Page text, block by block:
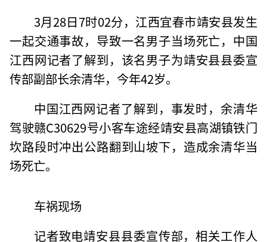
3月28日7时02分，江西宜春市靖安县发生
一起交通事故，导致一名男子当场死亡，中国
江西网记者了解到，该名男子为靖安县县委宣
传部副部长余清华，今年42岁。
中国江西网记者了解到，事发时，余清华
驾驶赣C30629号小客车途经靖安县高湖镇铁门
坎路段时冲出公路翻到山坡下，造成余清华当
场死亡。
车祸现场
记者致电靖安县县委宣传部，相关工作人